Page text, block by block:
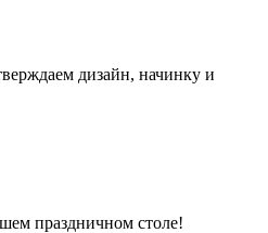
дизайн, начинку и
праздничном столе!